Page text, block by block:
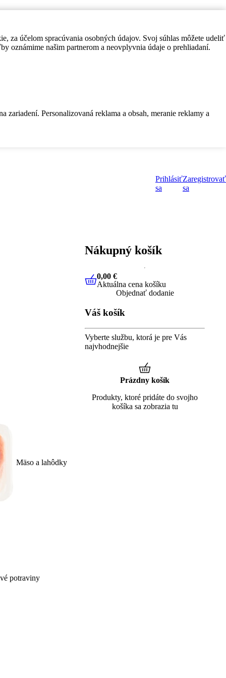
za účelom spracúvania osobných údajov. Svoj súhlas môžete udeliť
oznámime našim partnerom a neovplyvnia údaje o prehliadaní.
Personalizovaná reklama a obsah, meranie reklamy a
Prihlásiť
sa
Zaregistrovať
sa
Mäso a lahôdky
potraviny
Nákupný košík
0,00 €Aktuálna cena košíku
0,00 €
Aktuálna cena košíku
Objednať dodanie
Váš košík
Vyberte službu, ktorá je pre Vás
najvhodnejšie
Prázdny košík
Produkty, ktoré pridáte do svojho
košíka sa zobrazia tu